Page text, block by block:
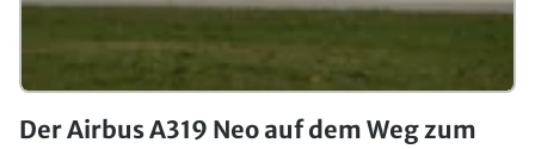
Der Airbus A319 Neo auf dem Weg zum